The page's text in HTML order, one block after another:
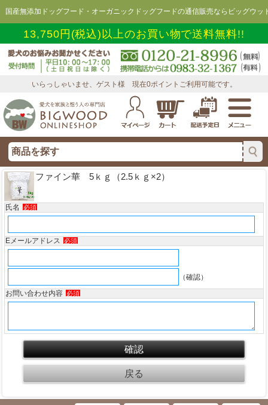
国産無添加ドッグフード・オーガニックドッグフードの通信販売ならビッグウッ
13,750円(税込)以上のお買い物で送料無料!!
いらっしゃいませ、ゲスト様 現在0ポイントご利用可能です。
ファイン華 5ｋｇ（2.5ｋｇ×2）
氏名 必須
Eメールアドレス 必須
（確認）
お問い合わせ内容 必須